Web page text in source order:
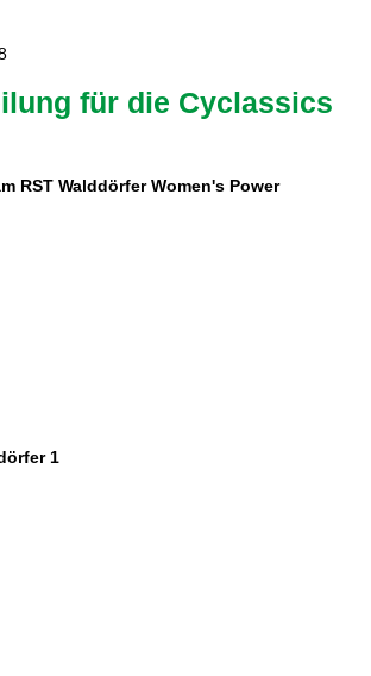
für die Cyclassics
RSTWalddörfer Women's Power
1